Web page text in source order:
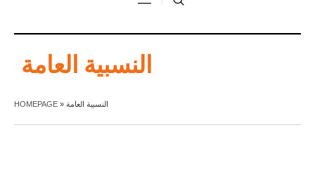
النسبية العامة
HOMEPAGE » النسبية العامة